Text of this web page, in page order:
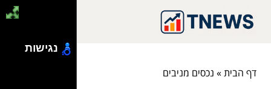
דף הבית» נכסים מניבים
נגישות